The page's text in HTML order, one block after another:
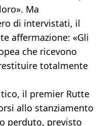
Ma
di intervistati, il
affermazione: «Gli
che ricevono
totalmente
il premier Rutte
allo stanziamento
perduto, previsto